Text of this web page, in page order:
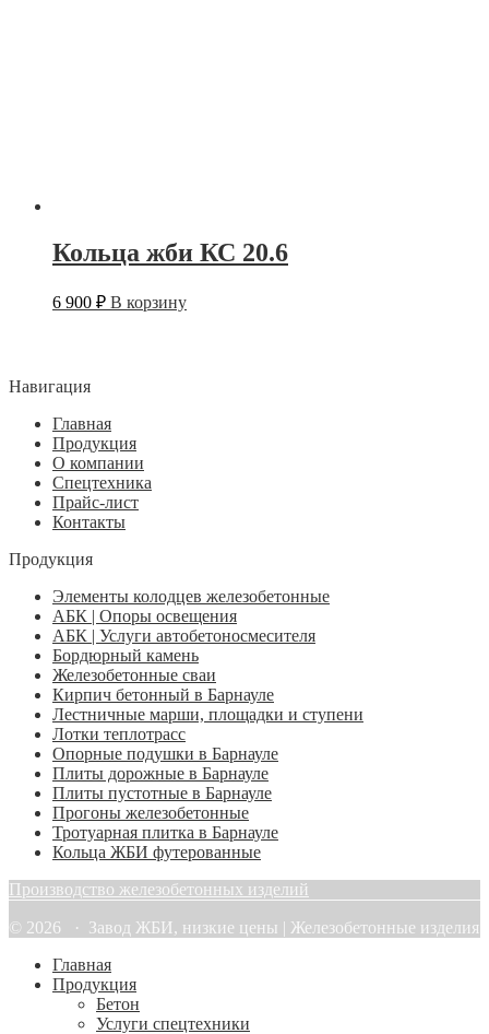
Кольца жби КС 20.6
6 900 ₽ В корзину
Навигация
Главная
Продукция
О компании
Спецтехника
Прайс-лист
Контакты
Продукция
Элементы колодцев железобетонные
АБК | Опоры освещения
АБК | Услуги автобетоносмесителя
Бордюрный камень
Железобетонные сваи
Кирпич бетонный в Барнауле
Лестничные марши, площадки и ступени
Лотки теплотрасс
Опорные подушки в Барнауле
Плиты дорожные в Барнауле
Плиты пустотные в Барнауле
Прогоны железобетонные
Тротуарная плитка в Барнауле
Кольца ЖБИ футерованные
Производство железобетонных изделий
© 2026 · Завод ЖБИ, низкие цены | Железобетонные изделия
Главная
Продукция
Бетон
Услуги спецтехники